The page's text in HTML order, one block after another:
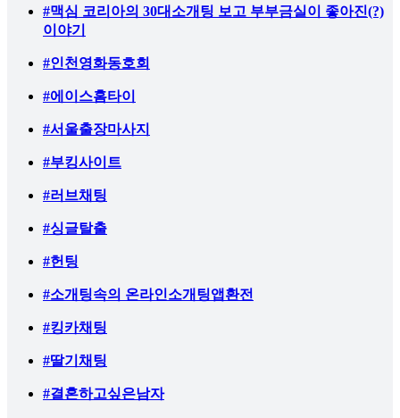
#맥심 코리아의 30대소개팅 보고 부부금실이 좋아진(?)
이야기
#인천영화동호회
#에이스홈타이
#서울출장마사지
#부킹사이트
#러브채팅
#싱글탈출
#헌팅
#소개팅속의 온라인소개팅앱환전
#킹카채팅
#딸기채팅
#결혼하고싶은남자